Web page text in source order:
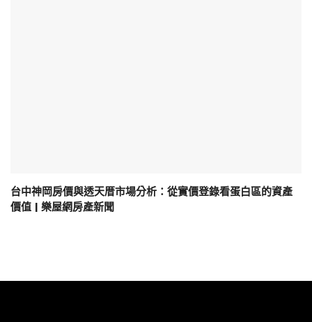
台中神岡房價與透天厝市場分析：從實價登錄看蛋白區的資產
價值 | 樂屋網房產新聞